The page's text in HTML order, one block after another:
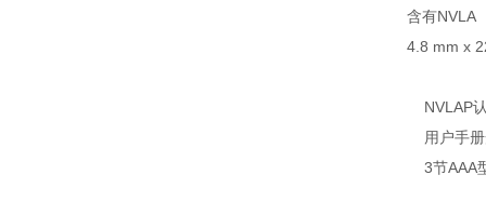
含有NVLA
4.8 mm x
NVLAP
用户手册
3节AAA